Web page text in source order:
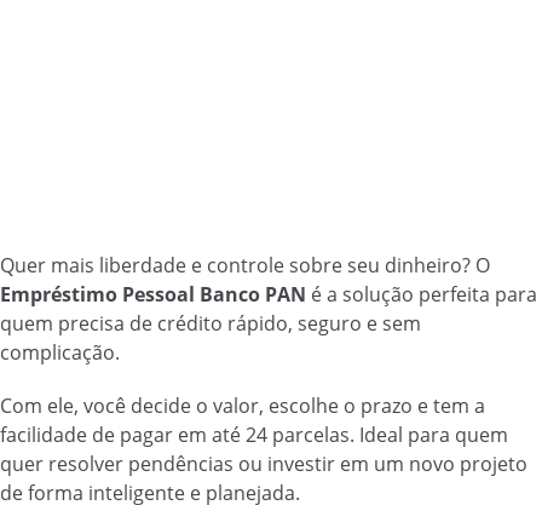
Quer mais liberdade e controle sobre seu dinheiro? O
Empréstimo Pessoal Banco PAN é a solução perfeita para
quem precisa de crédito rápido, seguro e sem
complicação.
Com ele, você decide o valor, escolhe o prazo e tem a
facilidade de pagar em até 24 parcelas. Ideal para quem
quer resolver pendências ou investir em um novo projeto
de forma inteligente e planejada.